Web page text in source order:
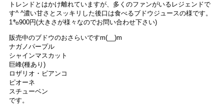
トレンドとはかけ離れていますが、多くのファンがいるレジェンドで
す^ ^濃い甘さとスッキリした後口は食べるブドウジュースの様です。
1㌔900円(大きさが様々なのでお問い合わせ下さい)
販売中のブドウのおさらいですm(__)m
ナガノパープル
シャインマスカット
巨峰(種あり)
ロザリオ・ビアンコ
ピオーネ
スチューベン
です。